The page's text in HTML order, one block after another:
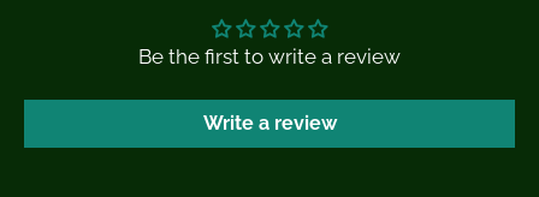
Be the first to write a review
Write a review